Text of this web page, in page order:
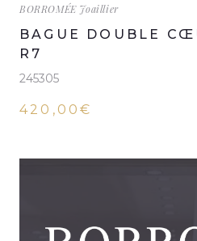
BORROMÉE Joaillier
BAGUE DOUBLE
R7
245305
420,00€